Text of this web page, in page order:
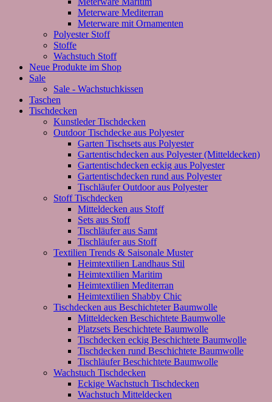
Meterware Mediterran
Meterware mit Ornamenten
Polyester Stoff
Stoffe
Wachstuch Stoff
Neue Produkte im Shop
Sale
Sale - Wachstuchkissen
Taschen
Tischdecken
Kunstleder Tischdecken
Outdoor Tischdecke aus Polyester
Garten Tischsets aus Polyester
Gartentischdecken aus Polyester (Mitteldecken)
Gartentischdecken eckig aus Polyester
Gartentischdecken rund aus Polyester
Tischläufer Outdoor aus Polyester
Stoff Tischdecken
Mitteldecken aus Stoff
Sets aus Stoff
Tischläufer aus Samt
Tischläufer aus Stoff
Textilien Trends & Saisonale Muster
Heimtextilien Landhaus Stil
Heimtextilien Maritim
Heimtextilien Mediterran
Heimtextilien Shabby Chic
Tischdecken aus Beschichteter Baumwolle
Mitteldecken Beschichtete Baumwolle
Platzsets Beschichtete Baumwolle
Tischdecken eckig Beschichtete Baumwolle
Tischdecken rund Beschichtete Baumwolle
Tischläufer Beschichtete Baumwolle
Wachstuch Tischdecken
Eckige Wachstuch Tischdecken
Wachstuch Mitteldecken